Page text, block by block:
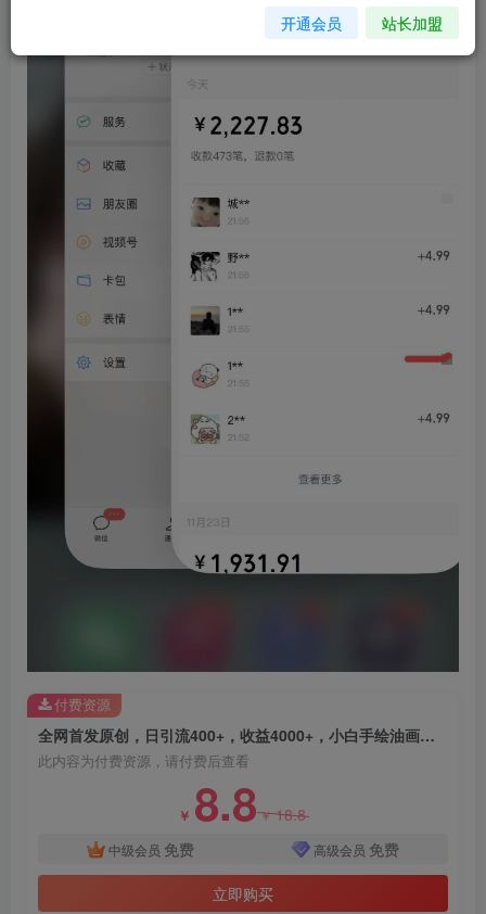
全网首发原创，日引流400+，收益4000+，小白手绘油画项目
此内容为付费资源，请付费后查看
￥ 8.8￥18.8
中级会员 免费 高级会员 免费
立即购买
付费资源
开通会员 站长加盟